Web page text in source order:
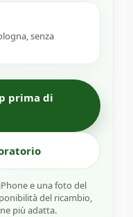
senza
prima di
e una foto del
del ricambio,
più adatta.